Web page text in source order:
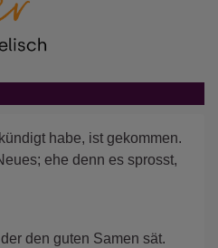
habe, ist gekommen.
ehe denn es sprosst,
den guten Samen sät.